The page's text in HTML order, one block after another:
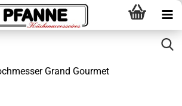
Grand Gourmet